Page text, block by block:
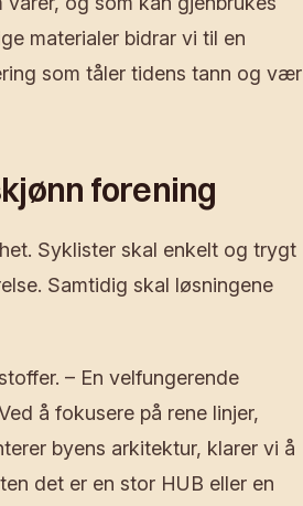
materialer bidrar vi til en
som tåler tidens tann og vær
forening
Syklister skal enkelt og trygt
Samtidig skal løsningene
– En velfungerende
å fokusere på rene linjer,
byens arkitektur, klarer vi å
det er en stor HUB eller en